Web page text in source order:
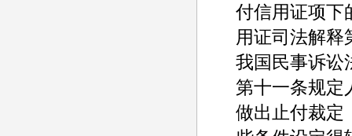
付信用证项下
用证司法解释
我国民事诉讼
第十一条规定
做出止付裁定